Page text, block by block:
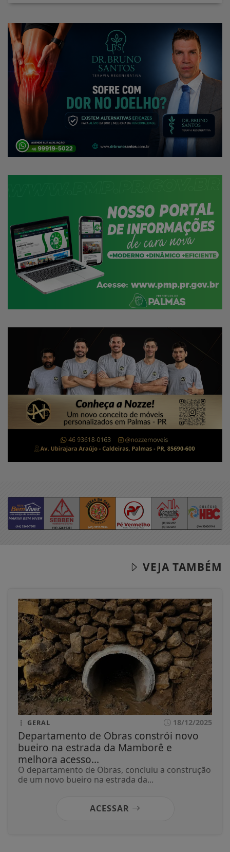
VEJA TAMBÉM
GERAL 18/12/2025
Departamento de Obras constrói novo
bueiro na estrada da Mamborê e
melhora acesso...
O departamento de Obras, concluiu a construção
de um novo bueiro na estrada da...
ACESSAR